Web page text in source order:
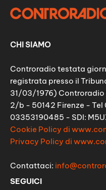
CHI SIAMO
Controradio testata
registrata presso il
31/03/1976) Controradio
2/b - 50142 Firenze - Tel
03353190485 - SDI:
Cookie Policy di
Privacy Policy di
Contattaci:
SEGUICI